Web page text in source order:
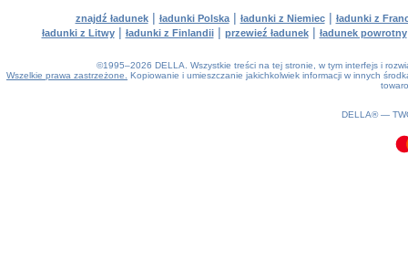
znajdź ładunek| ładunki Polska| ładunki z Niemiec| ładunki z
ładunki z Litwy| ładunki z Finlandii| przewieź ładunek| ładunek powrotny
©1995–2026 DELLA. Wszystkie treści na tej stronie, w tym interfejs i
Wszelkie prawa zastrzeżone.
Kopiowanie i umieszczanie jakichkolwiek informacji w innych
DELLA® —